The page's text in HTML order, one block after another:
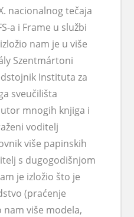
nacionalnog tečaja
a i Frame u službi
nam je u više
Szentmártoni
Instituta za
sveučilišta
mnogih knjiga i
voditelj
više papinskih
s dugogodišnjom
je izložio što je
(praćenje
više modela,